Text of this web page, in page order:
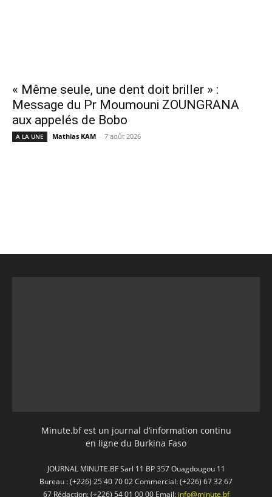
« Même seule, une dent doit briller » :
Message du Pr Moumouni ZOUNGRANA
aux appelés de Bobo
A LA UNE Mathias KAM - 7 août 2026
Minute.bf est un journal d’information continu
en ligne du Burkina Faso
JOURNAL MINUTE.BF Sarl 11 BP 357 Ouagdougou 11
Bureau : (+226) 25 40 70 02 Commercial: (+226) 67 32 67
67 Rédaction: (+226) 54 01 00 00 Email: info@minute.bf